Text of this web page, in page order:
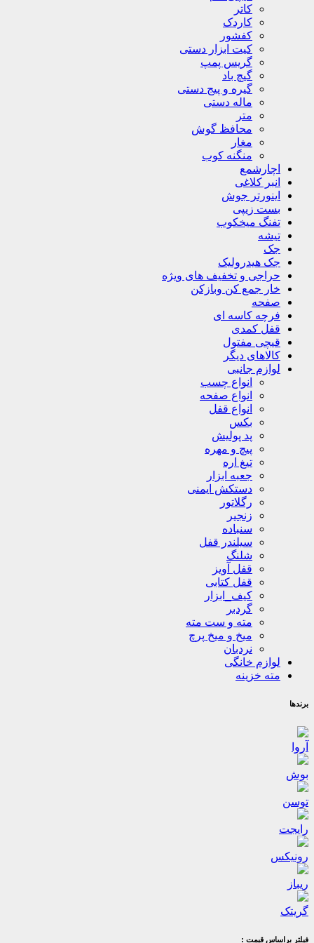
کاتر
کاردک
کفشور
کیت ابزار دستی
گریس پمپ
گیچ باد
گیره و پیج دستی
ماله دستی
متر
محافظ گوش
مغار
منگنه کوب
اچارشمع
انبر کلاغی
اینورتر جوش
بست زیپی
تفنگ میخکوب
تیشه
جک
جک هیدرولیک
حراجی و تخفیف های ویژه
خار جمع کن وبازکن
صفحه
فرچه کاسه ای
قفل کمدی
قیچی مفتول
کالاهای دیگر
لوازم جانبی
انواع چسب
انواع صفحه
انواع قفل
بکس
پد پولیش
پیچ و مهره
تیغ اره
جعبه ابزار
دستکش ایمنی
رگلاتور
زنجیر
سنباده
سیلندر قفل
شلنگ
قفل آویز
قفل کتابی
کیف_ابزار
گردبر
مته و ست مته
میخ و میخ پرچ
نردبان
لوازم خانگی
مته خزینه
برندها
آروا
بوش
توسن
رایجت
رونیکس
ریباز
گریتک
فیلتر براساس قیمت :